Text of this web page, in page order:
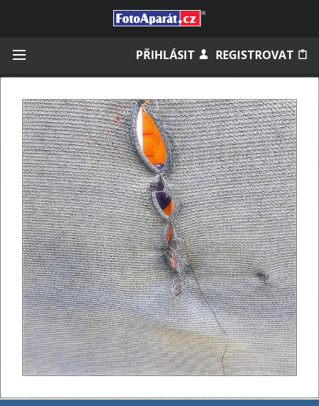
PŘIHLÁSIT REGISTROVAT
Zapamatovat
Zapomněli jste heslo?
Měli jste účet na starém webu?